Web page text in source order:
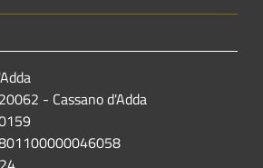
- Cassano d'Adda